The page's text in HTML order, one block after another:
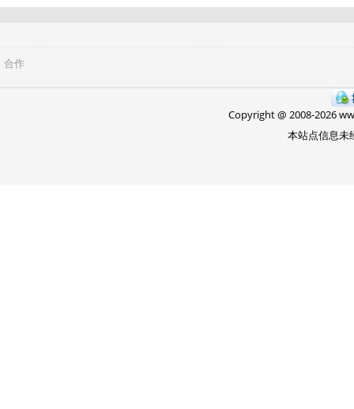
合作
Copyright @ 2008-2026
本站点信息未